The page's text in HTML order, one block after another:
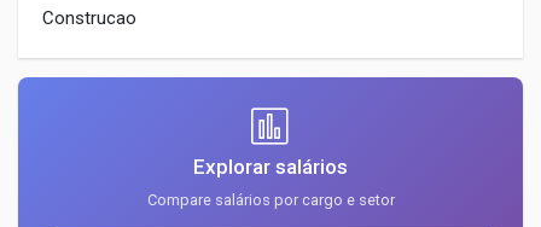
Construcao
Explorar salários
Compare salários por cargo e setor